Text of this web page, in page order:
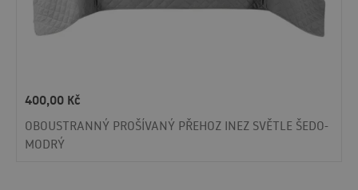
400,00 Kč
OBOUSTRANNÝ PROŠÍVANÝ PŘEHOZ INEZ SVĚTLE ŠEDO-
MODRÝ